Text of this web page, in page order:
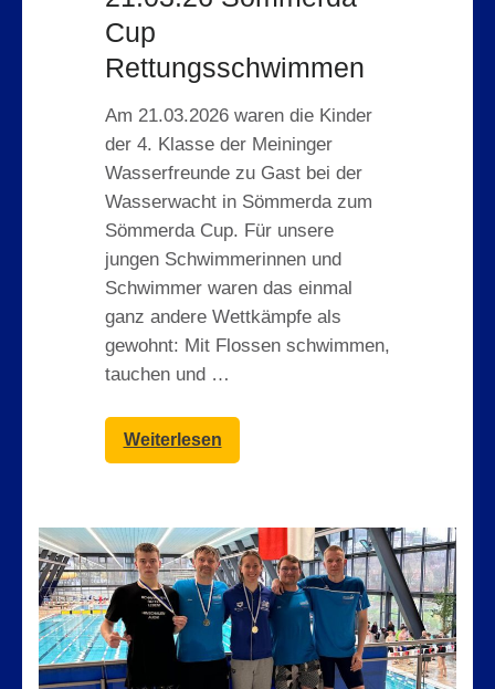
Cup
Rettungsschwimmen
Am 21.03.2026 waren die Kinder
der 4. Klasse der Meininger
Wasserfreunde zu Gast bei der
Wasserwacht in Sömmerda zum
Sömmerda Cup. Für unsere
jungen Schwimmerinnen und
Schwimmer waren das einmal
ganz andere Wettkämpfe als
gewohnt: Mit Flossen schwimmen,
tauchen und …
Weiterlesen